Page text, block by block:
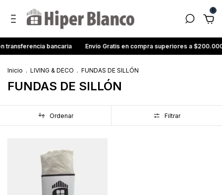
0
transferencia bancaria Envío Gratis en compra superiores a $200.000
Inicio . LIVING & DECO . FUNDAS DE SILLÓN
FUNDAS DE SILLÓN
Ordenar Filtrar